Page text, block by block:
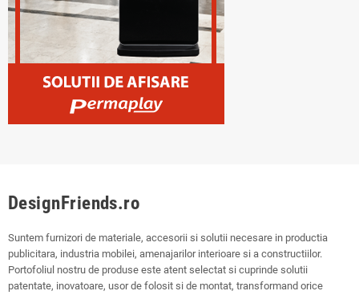
DesignFriends.ro
Suntem furnizori de materiale, accesorii si solutii necesare in productia
publicitara, industria mobilei, amenajarilor interioare si a constructiilor.
Portofoliul nostru de produse este atent selectat si cuprinde solutii
patentate, inovatoare, usor de folosit si de montat, transformand orice